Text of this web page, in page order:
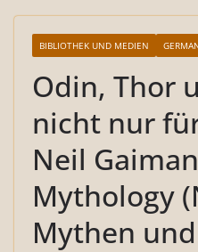
BIBLIOTHEK UND MEDIEN
Odin, Thor
nicht nur
Neil
Mythology
Mythen